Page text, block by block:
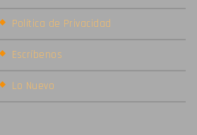
Política de Privacidad
Escríbenos
Lo Nuevo